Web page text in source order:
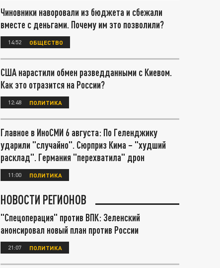
Чиновники наворовали из бюджета и сбежали
вместе с деньгами. Почему им это позволили?
14:52 ОБЩЕСТВО
США нарастили обмен разведданными с Киевом.
Как это отразится на России?
12:48 ПОЛИТИКА
Главное в ИноСМИ 6 августа: По Геленджику
ударили "случайно". Сюрприз Кима – "худший
расклад". Германия "перехватила" дрон
11:00 ПОЛИТИКА
НОВОСТИ РЕГИОНОВ
"Спецоперация" против ВПК: Зеленский
анонсировал новый план против России
21:07 ПОЛИТИКА